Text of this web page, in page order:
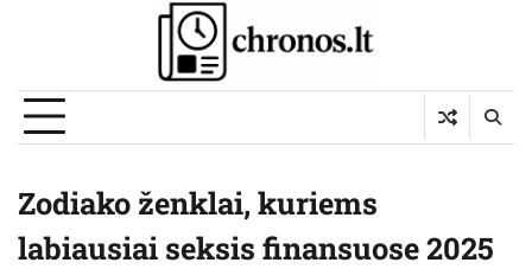
Zodiako ženklai, kuriems
labiausiai seksis finansuose 2025